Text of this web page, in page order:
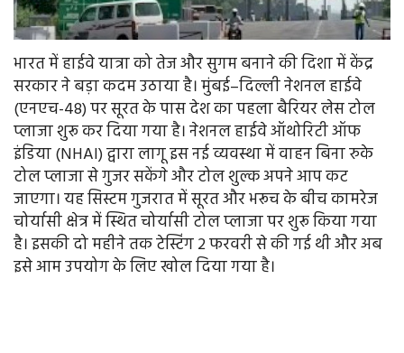
भारत में हाईवे यात्रा को तेज और सुगम बनाने की दिशा में केंद्र
सरकार ने बड़ा कदम उठाया है। मुंबई–दिल्ली नेशनल हाईवे
(एनएच-48) पर सूरत के पास देश का पहला बैरियर लेस टोल
प्लाजा शुरू कर दिया गया है। नेशनल हाईवे ऑथोरिटी ऑफ
इंडिया (NHAI) द्वारा लागू इस नई व्यवस्था में वाहन बिना रुके
टोल प्लाजा से गुजर सकेंगे और टोल शुल्क अपने आप कट
जाएगा। यह सिस्टम गुजरात में सूरत और भरूच के बीच कामरेज
चोर्यासी क्षेत्र में स्थित चोर्यासी टोल प्लाजा पर शुरू किया गया
है। इसकी दो महीने तक टेस्टिंग 2 फरवरी से की गई थी और अब
इसे आम उपयोग के लिए खोल दिया गया है।